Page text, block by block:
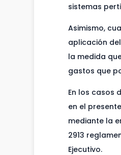
sistemas
Asimismo,
aplicación
la medida
gastos que
En los casos
en el
mediante la
2913
Ejecutivo.